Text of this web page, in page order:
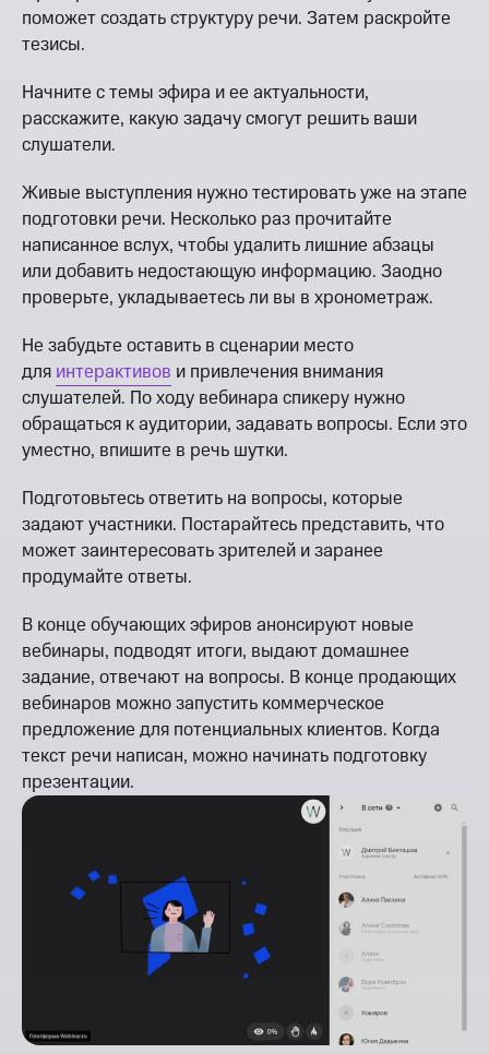
поможет создать структуру речи. Затем раскройте
тезисы.
Начните с темы эфира и ее актуальности,
расскажите, какую задачу смогут решить ваши
слушатели.
Живые выступления нужно тестировать уже на этапе
подготовки речи. Несколько раз прочитайте
написанное вслух, чтобы удалить лишние абзацы
или добавить недостающую информацию. Заодно
проверьте, укладываетесь ли вы в хронометраж.
Не забудьте оставить в сценарии место
для интерактивов и привлечения внимания
слушателей. По ходу вебинара спикеру нужно
обращаться к аудитории, задавать вопросы. Если это
уместно, впишите в речь шутки.
Подготовьтесь ответить на вопросы, которые
задают участники. Постарайтесь представить, что
может заинтересовать зрителей и заранее
продумайте ответы.
В конце обучающих эфиров анонсируют новые
вебинары, подводят итоги, выдают домашнее
задание, отвечают на вопросы. В конце продающих
вебинаров можно запустить коммерческое
предложение для потенциальных клиентов. Когда
текст речи написан, можно начинать подготовку
презентации.